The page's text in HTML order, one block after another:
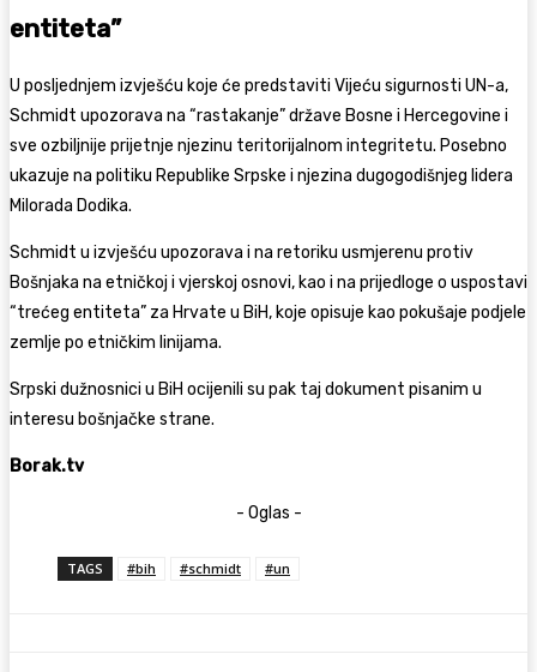
entiteta”
U posljednjem izvješću koje će predstaviti Vijeću sigurnosti UN-a,
Schmidt upozorava na “rastakanje” države Bosne i Hercegovine i
sve ozbiljnije prijetnje njezinu teritorijalnom integritetu. Posebno
ukazuje na politiku Republike Srpske i njezina dugogodišnjeg lidera
Milorada Dodika.
Schmidt u izvješću upozorava i na retoriku usmjerenu protiv
Bošnjaka na etničkoj i vjerskoj osnovi, kao i na prijedloge o uspostavi
“trećeg entiteta” za Hrvate u BiH, koje opisuje kao pokušaje podjele
zemlje po etničkim linijama.
Srpski dužnosnici u BiH ocijenili su pak taj dokument pisanim u
interesu bošnjačke strane.
Borak.tv
- Oglas -
TAGS #bih #schmidt #un